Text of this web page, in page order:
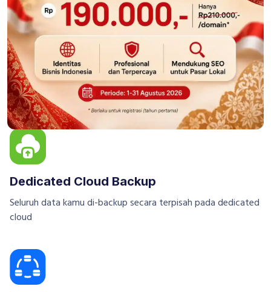
Uptime 99%
Dengan jaminan uptime up to 99.9%, website kamu akan
selalu online
Dedicated Cloud Backup
Seluruh data kamu di-backup secara terpisah pada dedicated
cloud